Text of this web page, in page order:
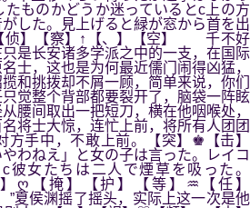
ものかどうか迷っているとc上の方
した。見上げると緑が窓から首を出
侦】【察】↑【、】【空】 千不好
是长安诸多学派之中的一支，在国际
士，这也是为何最近儒门闹得凶猛，
和挑拨却不屑一顾，简单来说，你们
整个背部都要裂开了，脑袋一阵眩
腰间取出一把短刀，横在他咽喉处，
将士大惊，连忙上前，将所有人团团
方手中，不敢上前。【突】♚【击】
やわねえ」と女の子は言った。レイコ
彼女たちは二人で煙草を吸った。
ღ【掩】【护】【等】♒【任】
侯渊摇了摇头，实际上这一次是他